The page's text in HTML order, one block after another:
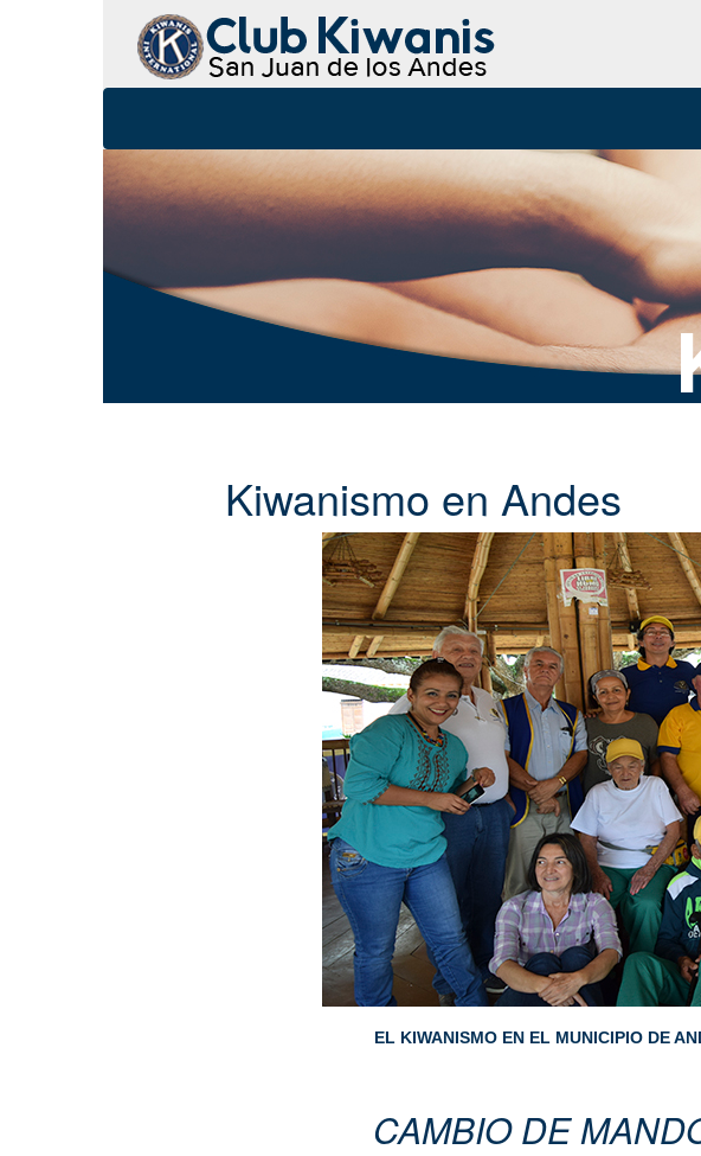
Kiwanismo en Andes
EL KIWANISMO EN EL MUNICIPIO DE
CAMBIO DE